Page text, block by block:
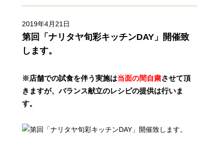
2019年4月21日
第回「ナリタヤ旬彩キッチンDAY」開催致
します。
※店舗での試食を伴う実施は当面の間自粛させて頂
きますが、バランス献立のレシピの提供は行いま
す。